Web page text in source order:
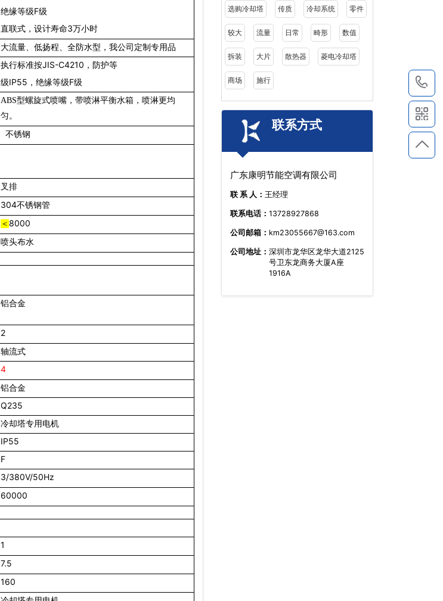
绝缘等级F级
直联式，设计寿命3万小时
大流量、低扬程、全防水型，我公司定制专用品
执行标准按JIS-C4210，防护等
级IP55，绝缘等级F级
ABS型螺旋式喷嘴，带喷淋平衡水箱，喷淋更均
匀。
不锈钢
叉排
304不锈钢管
＜ 8000
喷头布水
铝合金
2
轴流式
4
铝合金
Q235
冷却塔专用电机
IP55
F
3/380V/50Hz
60000
1
7.5
160
选购冷却塔 传质 冷却系统 零件
较大 流量 日常 畸形 数值
拆装 大片 散热器 菱电冷却塔
商场 施行
联系方式
广东康明节能空调有限公司
联 系 人： 王经理
联系电话： 13728927868
公司邮箱： km23055667@163.com
公司地址： 深圳市龙华区龙华大道2125
号卫东龙商务大厦A座
1916A